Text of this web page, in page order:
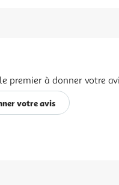
premier à donner votre
votre avis